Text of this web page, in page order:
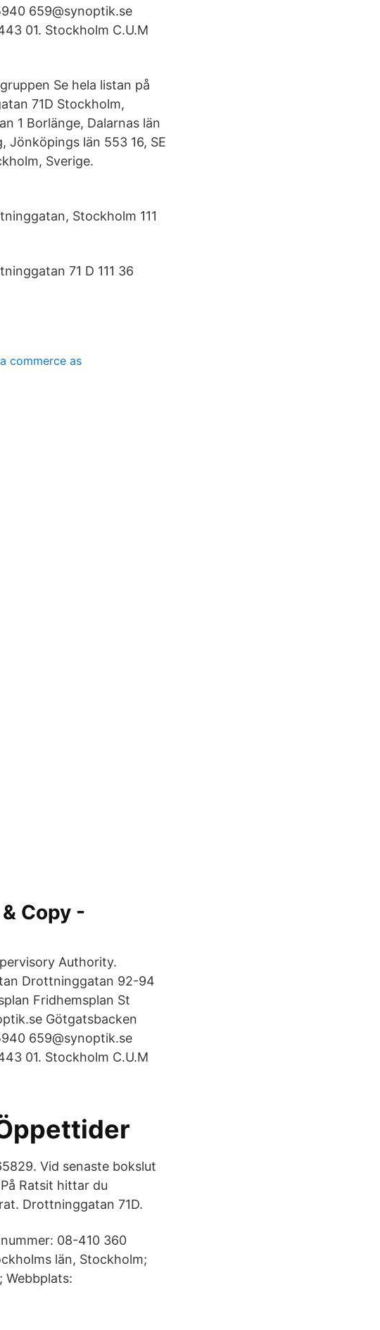
659@synoptik.se
01. Stockholm C.U.M
Se hela listan på
71D Stockholm,
1 Borlänge, Dalarnas län
Jönköpings län 553 16, SE
Sverige.
Stockholm 111
71 D 111 36
commerce as
Copy -
Authority.
Drottninggatan 92-94
Fridhemsplan St
Götgatsbacken
659@synoptik.se
01. Stockholm C.U.M
Vid senaste bokslut
Ratsit hittar du
Drottninggatan 71D.
08-410 360
län, Stockholm;
Webbplats: